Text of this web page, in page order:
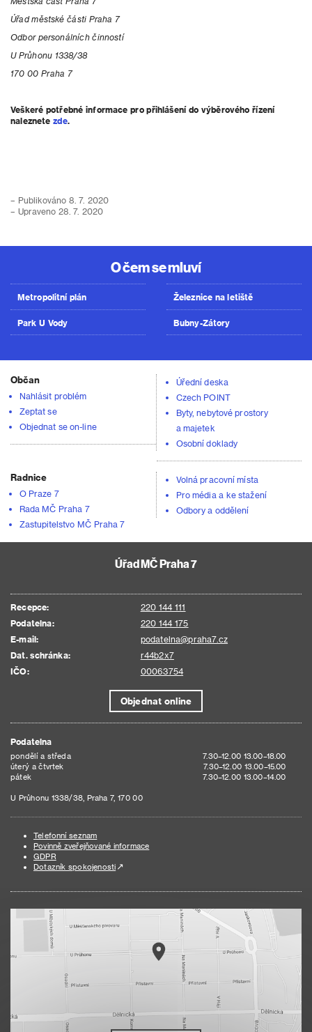
Úřad městské části Praha 7
Odbor personálních činností
U Průhonu 1338/38
170 00 Praha 7
Veškeré potřebné informace pro přihlášení do výběrového řízení
naleznetezde.
– Publikováno 8. 7. 2020
– Upraveno 28. 7. 2020
O čem se mluví
Metropolitní plán
Park U Vody
Železnice na letiště
Bubny-Zátory
Občan
Nahlásit problém
Zeptat se
Objednat se on-line
Úřední deska
Czech POINT
Byty, nebytové prostory
a majetek
Osobní doklady
Radnice
O Praze 7
Rada MČ Praha 7
Zastupitelstvo MČ Praha 7
Volná pracovní místa
Pro média a ke stažení
Odbory a oddělení
Úřad MČ Praha 7
Recepce:
220 144 111
Podatelna:
220 144 175
E-mail:
podatelna@praha7.cz
Dat. schránka:
r44b2x7
IČO:
00063754
Objednat online
Podatelna
pondělí a středa
7.30–12.00 13.00–18.00
úterý a čtvrtek
7.30–12.00 13.00–15.00
pátek
7.30–12.00 13.00–14.00
U Průhonu 1338/38, Praha 7, 170 00
Telefonní seznam
Povinně zveřejňované informace
GDPR
Dotazník spokojenosti